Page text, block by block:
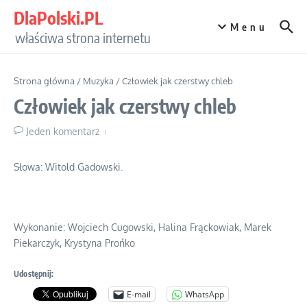
DlaPolski.PL
właściwa strona internetu
Menu
Strona główna / Muzyka /Człowiek jak czerstwy chleb
Człowiek jak czerstwy chleb
Jeden komentarz
Słowa: Witold Gadowski.
Wykonanie: Wojciech Cugowski, Halina Frąckowiak, Marek
Piekarczyk, Krystyna Prońko
Udostępnij:
E-mail WhatsApp